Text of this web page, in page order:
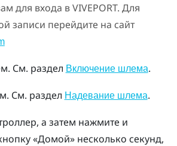
для входа вVIVEPORT. Для
записи перейдите на сайт
См. раздел Включение шлема.
См. раздел Надевание шлема.
а затем нажмите и
«Домой» несколько секунд,